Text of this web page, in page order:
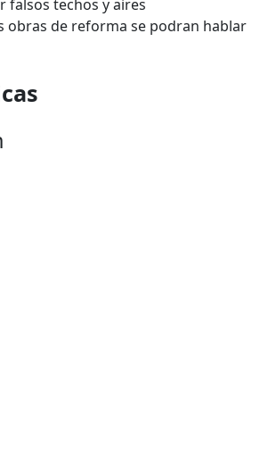
falsos techos y aires
obras de reforma se podran hablar